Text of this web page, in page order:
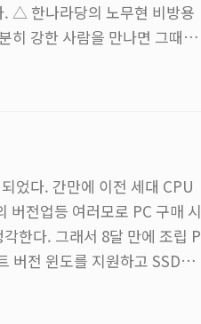
. △ 한나라당의 노무현 비방용
히 강한 사람을 만나면 그때부
도록 만들었다. 그리고 그 방
운 사람으로 만들었던 새누
었다. 간만에 이전 세대 CPU
버전업등 여러모로 PC 구매 시
한다. 그래서 8달 만에 조립 P
버전 윈도를 지원하고 SSD가
게 좋을 것이다. 그리고 이미